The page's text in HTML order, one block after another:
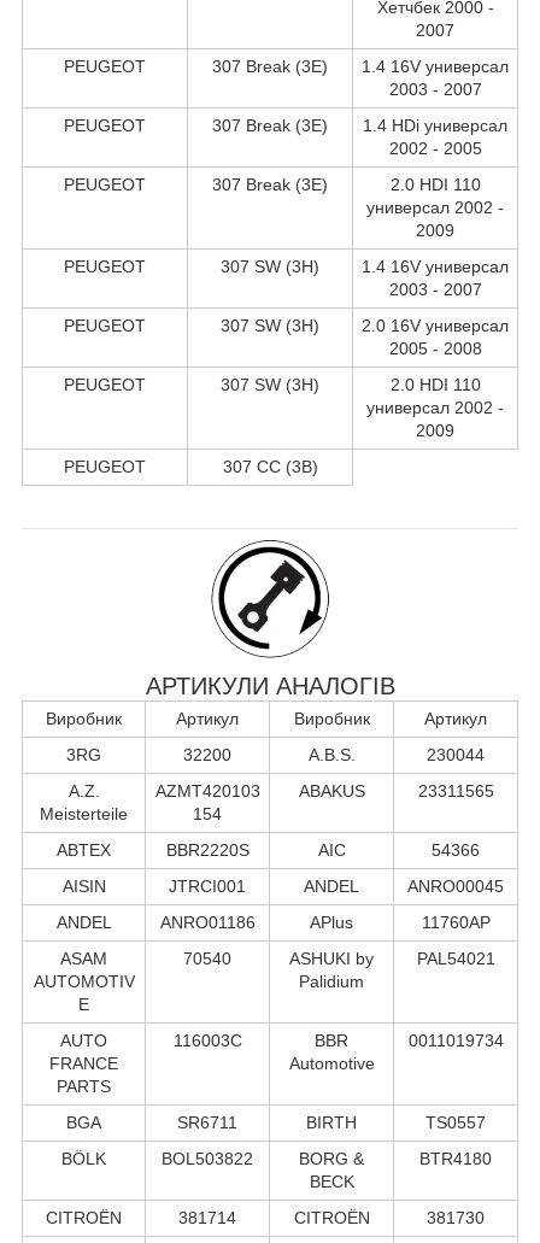
Хетчбек 2000 -
2007
PEUGEOT
307 Break (3E)
1.4 16V универсал
2003 - 2007
PEUGEOT
307 Break (3E)
1.4 HDi универсал
2002 - 2005
PEUGEOT
307 Break (3E)
2.0 HDI 110
универсал 2002 -
2009
PEUGEOT
307 SW (3H)
1.4 16V универсал
2003 - 2007
PEUGEOT
307 SW (3H)
2.0 16V универсал
2005 - 2008
PEUGEOT
307 SW (3H)
2.0 HDI 110
универсал 2002 -
2009
PEUGEOT
307 CC (3B)
АРТИКУЛИ АНАЛОГІВ
Виробник Артикул Виробник
Артикул
3RG
32200 A.B.S.
230044
A.Z.
Meisterteile
AZMT420103
154
ABAKUS 23311565
ABTEX BBR2220S AIC
54366
AISIN
JTRCI001 ANDEL
ANRO00045
ANDEL
ANRO01186 APlus
11760AP
ASAM
AUTOMOTIV
E
70540
ASHUKI by
Palidium
PAL54021
AUTO
FRANCE
PARTS
116003C
BBR
Automotive
0011019734
BGA SR6711 BIRTH
TS0557
BÖLK
BOL503822
BORG &
BECK
BTR4180
CITROËN 381714 CITROËN 381730